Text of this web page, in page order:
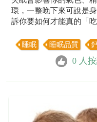
環，一整晚下來可說是
訴你要如何才能真的「
睡眠 睡眠品質
0 人